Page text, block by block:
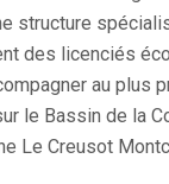
structure
des licenciés
au plus
le Bassin de la
Le Creusot